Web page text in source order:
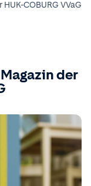
HUK-COBURG VVaG
der